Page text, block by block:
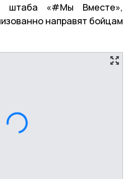
штаба «#Мы Вместе»,
направят бойцам